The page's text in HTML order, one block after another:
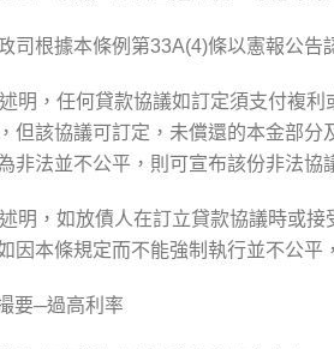
司根據本條例第33A(4)條以憲報公
明，任何貸款協議如訂定須支付複
但該協議可訂定，未償還的本金部
非法並不公平，則可宣布該份非法協
明，如放債人在訂立貸款協議時或
因本條規定而不能強制執行並不公
要─過高利率